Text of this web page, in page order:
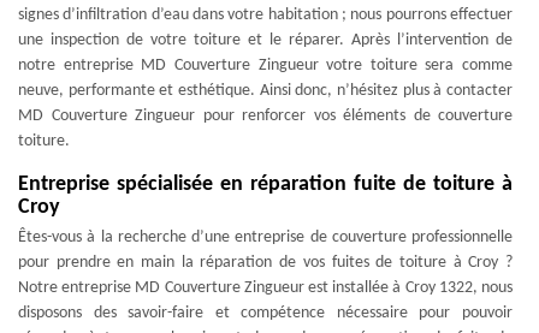
signes d’infiltration d’eau dans votre habitation ; nous pourrons effectuer
une inspection de votre toiture et le réparer. Après l’intervention de
notre entreprise MD Couverture Zingueur votre toiture sera comme
neuve, performante et esthétique. Ainsi donc, n’hésitez plus à contacter
MD Couverture Zingueur pour renforcer vos éléments de couverture
toiture.
Entreprise spécialisée en réparation fuite de toiture à
Croy
Êtes-vous à la recherche d’une entreprise de couverture professionnelle
pour prendre en main la réparation de vos fuites de toiture à Croy ?
Notre entreprise MD Couverture Zingueur est installée à Croy 1322, nous
disposons des savoir-faire et compétence nécessaire pour pouvoir